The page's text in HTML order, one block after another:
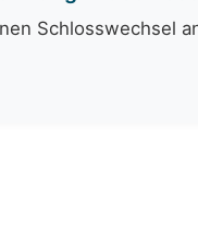
Schlosswechsel